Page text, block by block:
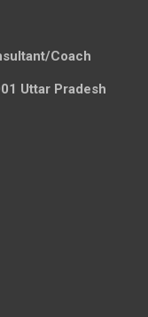
Coach
Uttar Pradesh